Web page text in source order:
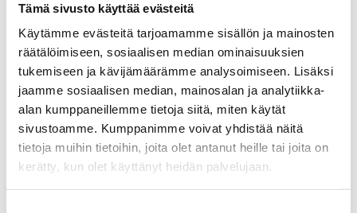
Tämä sivusto käyttää evästeitä
Käytämme evästeitä tarjoamamme sisällön ja mainosten
räätälöimiseen, sosiaalisen median ominaisuuksien
tukemiseen ja kävijämäärämme analysoimiseen. Lisäksi
jaamme sosiaalisen median, mainosalan ja analytiikka-
alan kumppaneillemme tietoja siitä, miten käytät
sivustoamme. Kumppanimme voivat yhdistää näitä
tietoja muihin tietoihin, joita olet antanut heille tai joita on
kerätty, kun olet käyttänyt heidän palvelujaan.
Lisää kalenteriin
Alkaa:
pe 14.10.2022